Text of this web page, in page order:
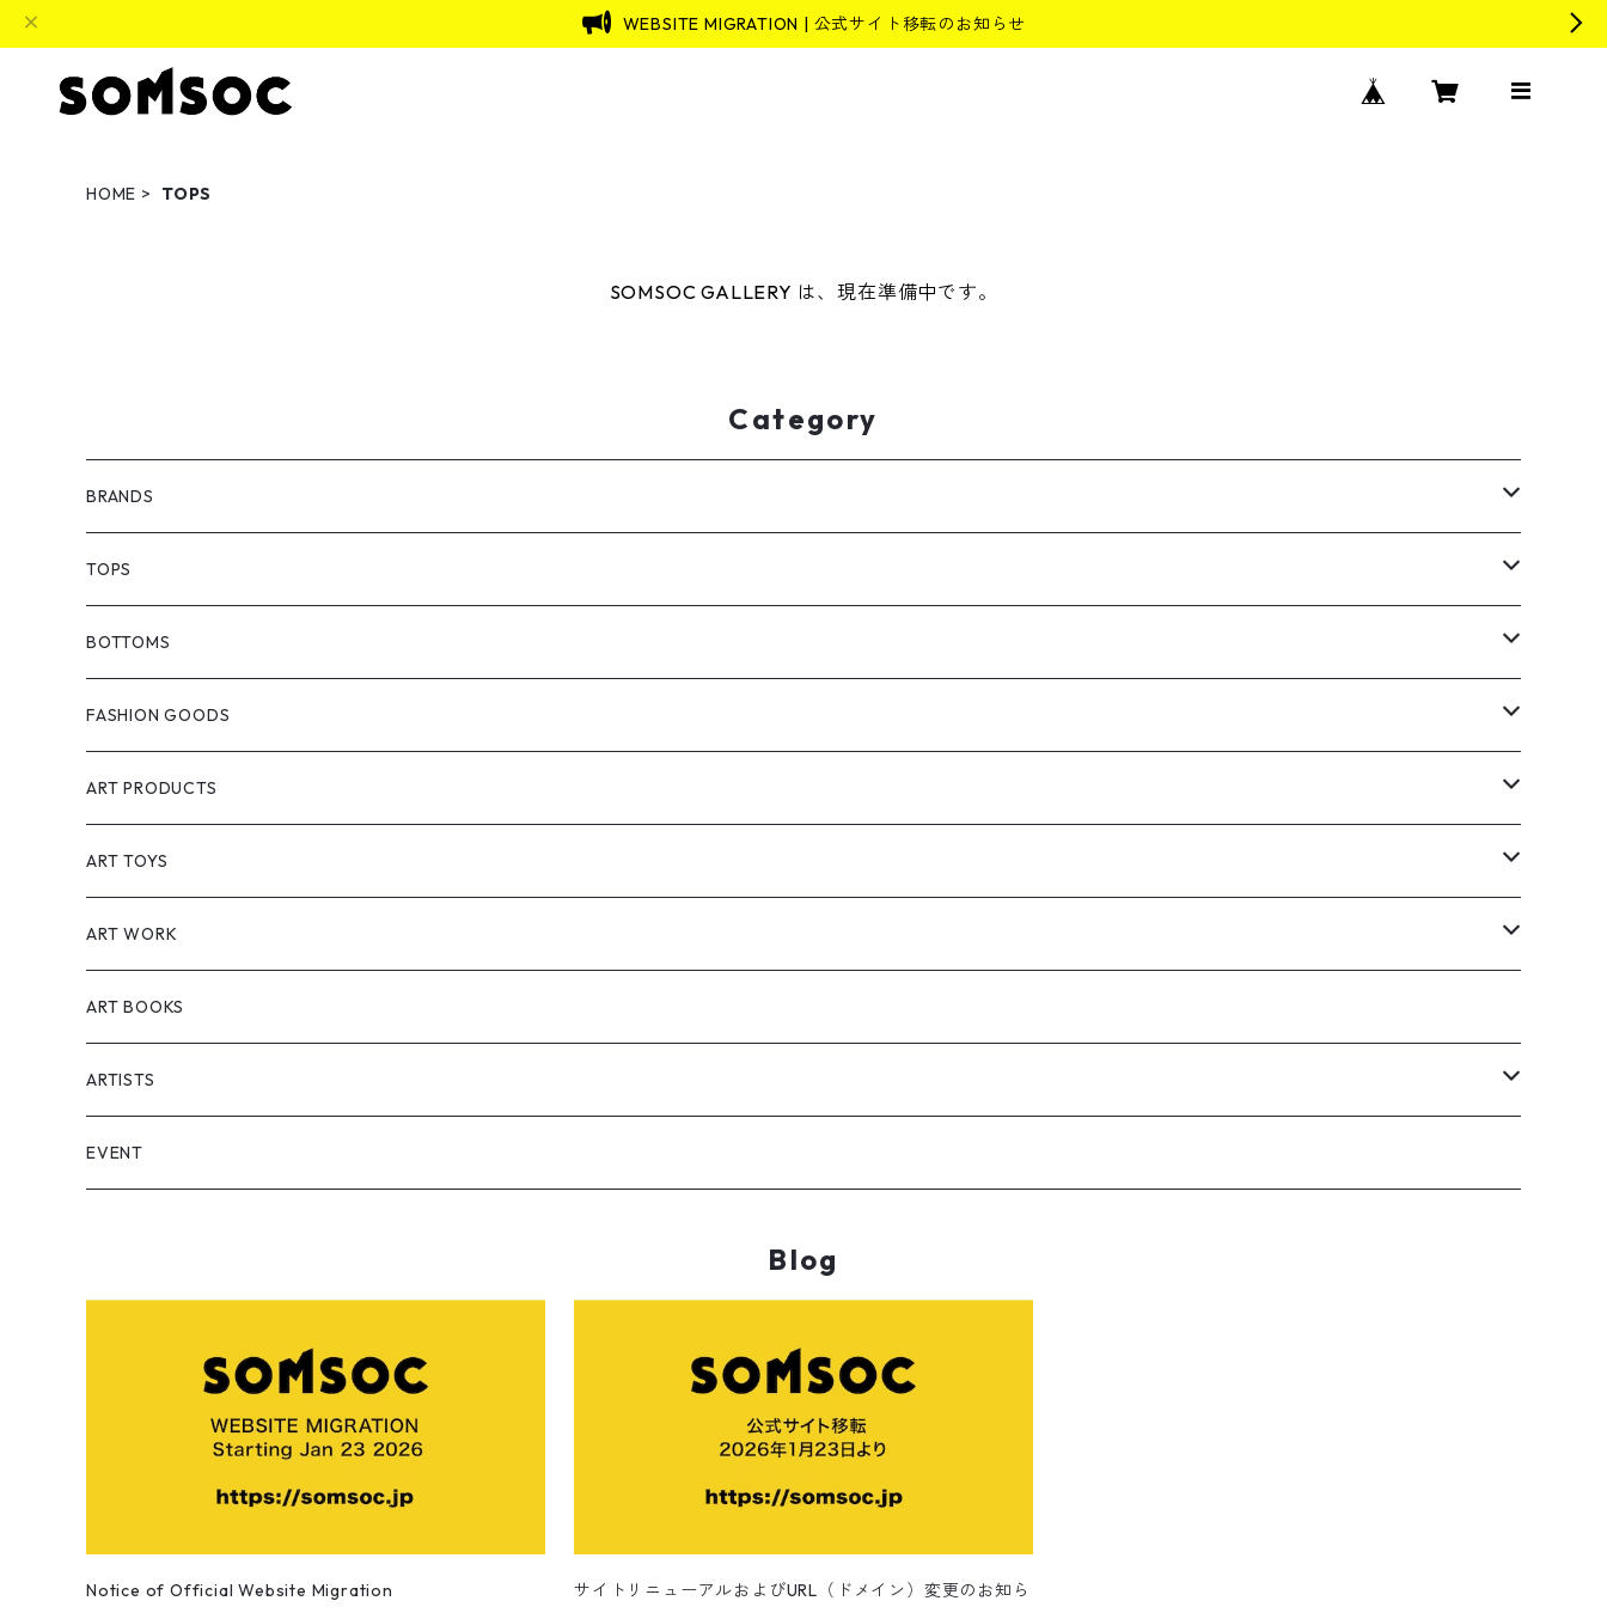
WEBSITE MIGRATION | 公式サイト移転のお知らせ
HOME TOPS
SOMSOC GALLERY は、現在準備中です。
Category
BRANDS
ASEVENORIGIN
GCORES INDUSTRIES
PlayStation
Cyberpunk 2077 & Edgerunners
SOMSOCGALLERY
Creasidence
Starforged
Meguri
TOPS
T-shirts
Jackets
Shirt
Vest
Polo shirt
Hoodies
Workwear
BOTTOMS
Pants
Short pants
FASHION GOODS
Hat
Accessories
Bag
Socks
ART PRODUCTS
Interior
Lifestyle
Postcards
ART TOYS
Sofvi
Figure
ART WORK
Painting
Prints
Installation
Calligraphy works
Photographic works
Digital Artworks
ART BOOKS
ARTISTS
Dian/静電場朔
OSAMU SATO/佐藤理
Maywa Denki/明和電機
Sun Yibing/孫一氷
Pangkuan/庞宽
EVENT
Blog
Notice of Official Website Migration サイトリニューアルおよびURL（ドメイン）変更のお知ら